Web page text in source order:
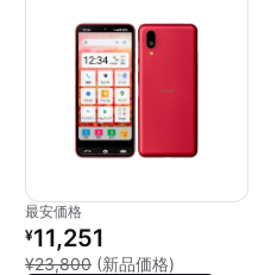
比較：¥159,800
最安価格
リファービッシュ品の価格：
¥11,251
¥23,800 (新品価格)